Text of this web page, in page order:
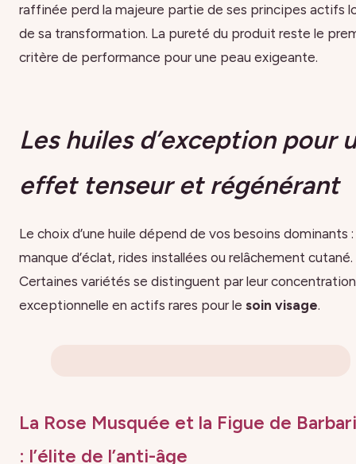
raffinée perd la majeure partie de ses principes actifs
de sa transformation. La pureté du produit reste le
critère de performance pour une peau exigeante.
Les huiles d’exception pour
effet tenseur et régénérant
Le choix d’une huile dépend de vos besoins dominants :
manque d’éclat, rides installées ou relâchement cutané.
Certaines variétés se distinguent par leur concentration
exceptionnelle en actifs rares pour le soin visage.
La Rose Musquée et la Figue de
: l’élite de l’anti-âge